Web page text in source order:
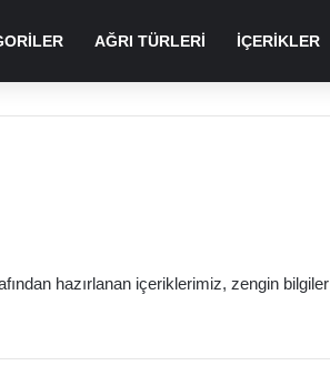
AĞRI TÜRLERI İÇERIKLER
hazırlanan içeriklerimiz, zengin bilgiler